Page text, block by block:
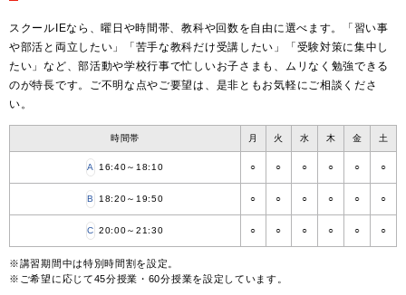
スクールIEなら、曜日や時間帯、教科や回数を自由に選べます。「習い事
や部活と両立したい」「苦手な教科だけ受講したい」「受験対策に集中し
たい」など、部活動や学校行事で忙しいお子さまも、ムリなく勉強できる
のが特長です。ご不明な点やご要望は、是非ともお気軽にご相談くださ
い。
時間帯 月 火 水 木 金 土
A 16:40～18:10 ○ ○ ○ ○ ○ ○
B 18:20～19:50 ○ ○ ○ ○ ○ ○
C 20:00～21:30 ○ ○ ○ ○ ○ ○
※講習期間中は特別時間割を設定。
※ご希望に応じて45分授業・60分授業を設定しています。